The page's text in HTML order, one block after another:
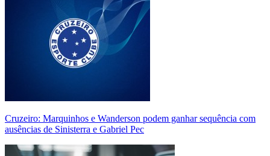
Cruzeiro: Marquinhos e Wanderson podem ganhar sequência com
ausências de Sinisterra e Gabriel Pec